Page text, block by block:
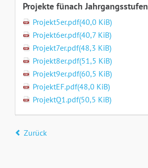
Projekte fünach Jahrgangsstufen
Projekt5er.pdf(40,0 KiB)
Projekt6er.pdf(40,7 KiB)
Projekt7er.pdf(48,3 KiB)
Projekt8er.pdf(51,5 KiB)
Projekt9er.pdf(60,5 KiB)
ProjektEF.pdf(48,0 KiB)
ProjektQ1.pdf(50,5 KiB)
Zurück